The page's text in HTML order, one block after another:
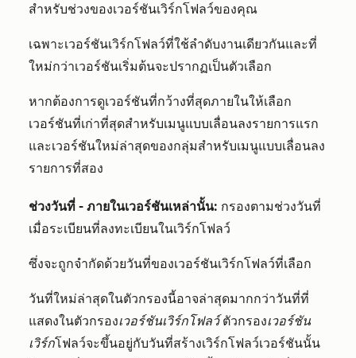
สำหรับช่วงของเวอร์ชันเวิร์กโฟลว์ของคุณ
เฉพาะเวอร์ชันเวิร์กโฟลว์ที่ใช้ลำดับงานเดียวกันและที่
ใหม่กว่าเวอร์ชันเริ่มต้นจะปรากฏเป็นตัวเลือก
หากต้องการดูเวอร์ชันที่กว้างที่สุดภายในให้เลือก
เวอร์ชันที่เก่าที่สุดสำหรับเมนูแบบเลื่อนลงรายการแรก
และเวอร์ชันใหม่ล่าสุดของกลุ่มสำหรับเมนูแบบเลื่อนลง
รายการที่สอง
ช่วงวันที่ - ภายในเวอร์ชันเหล่านั้น: กรองตามช่วงวันที่
เมื่อระเบียนที่ลงทะเบียนในเวิร์กโฟลว์
ซึ่งจะถูกจำกัดด้วยวันที่ของเวอร์ชันเวิร์กโฟลว์ที่เลือก
วันที่ใหม่ล่าสุดในตัวกรองนี้อาจล่าสุดมากกว่าวันที่ที่
แสดงในตัวกรองเวอร์ชันเวิร์กโฟลว์ตัวกรองเวอร์ชัน
เวิร์กโฟลว์จะขึ้นอยู่กับวันที่สร้างเวิร์กโฟลว์เวอร์ชันนั้น